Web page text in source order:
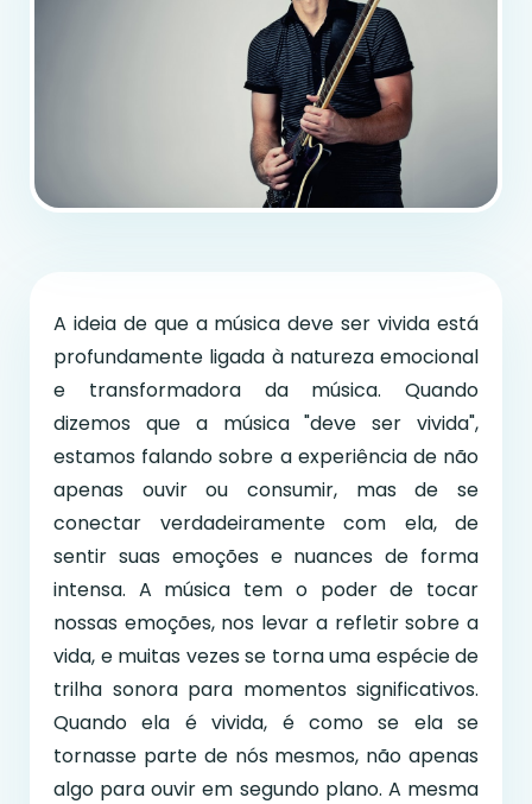
A ideia de que a música deve ser vivida está
profundamente ligada à natureza emocional
e transformadora da música. Quando
dizemos que a música "deve ser vivida",
estamos falando sobre a experiência de não
apenas ouvir ou consumir, mas de se
conectar verdadeiramente com ela, de
sentir suas emoções e nuances de forma
intensa. A música tem o poder de tocar
nossas emoções, nos levar a refletir sobre a
vida, e muitas vezes se torna uma espécie de
trilha sonora para momentos significativos.
Quando ela é vivida, é como se ela se
tornasse parte de nós mesmos, não apenas
algo para ouvir em segundo plano. A mesma